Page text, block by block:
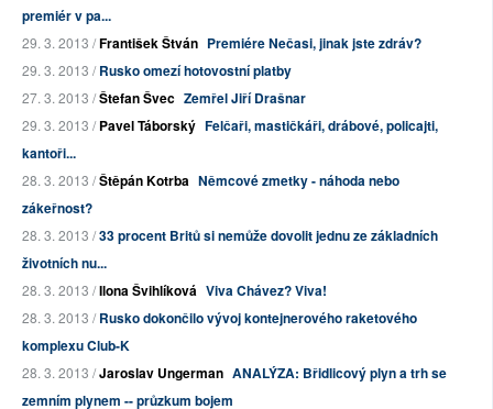
premiér v pa...
29. 3. 2013 /František Štván Premiére Nečasi, jinak jste zdráv?
29. 3. 2013 /Rusko omezí hotovostní platby
27. 3. 2013 /Štefan Švec Zemřel Jiří Drašnar
29. 3. 2013 /Pavel Táborský Felčaři, mastičkáři, drábové, policajti,
kantoři...
28. 3. 2013 /Štěpán Kotrba Němcové zmetky - náhoda nebo
zákeřnost?
28. 3. 2013 /33 procent Britů si nemůže dovolit jednu ze základních
životních nu...
28. 3. 2013 /Ilona Švihlíková Viva Chávez? Viva!
28. 3. 2013 /Rusko dokončilo vývoj kontejnerového raketového
komplexu Club-K
28. 3. 2013 /Jaroslav Ungerman ANALÝZA: Břidlicový plyn a trh se
zemním plynem -- průzkum bojem